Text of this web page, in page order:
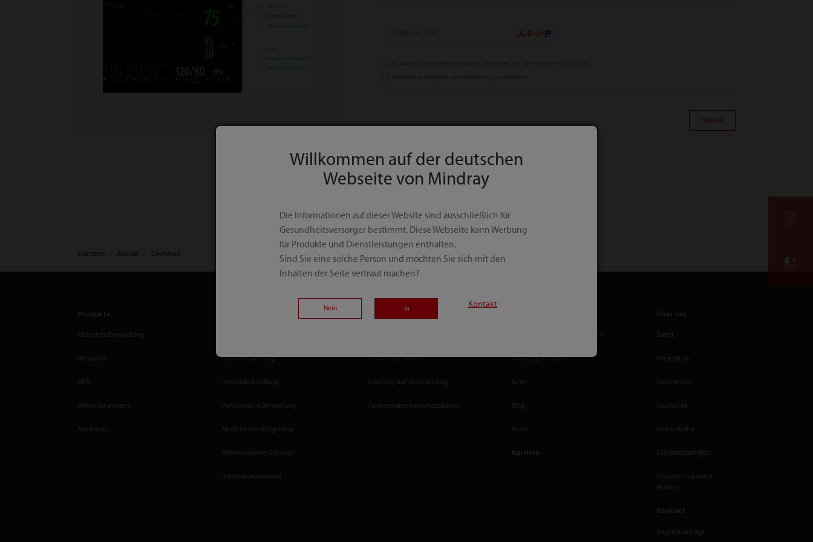
Submit
Startseite Kontakt Download
Produkte
Patientenüberwachung
Ultraschall
AED
Defibrillatorsystem
Anästhesie
Intensivbehandlung
Perioperative Behandlung
Medizinische Bildgebung
Minimalinvasive Chirurgie
Informationsmaterial
Technischer Service
Schulung und Weiterbildung
Patientenüberwachungszubehör
News
Blog
Presse
Karriere
Über uns
Zweck
Perspektive
Unser Ansatz
Geschichte
Unsere Kultur
ESG/Nachhaltigkeit
Virtuelle Tour durch
Mindray
Kontakt
Angebotsanfrage
Willkommen auf der deutschen
Webseite von Mindray
Die Informationen auf dieser Website sind ausschließlich für
Gesundheitsversorger bestimmt. Diese Webseite kann Werbung
für Produkte und Dienstleistungen enthalten.
Sind Sie eine solche Person und möchten Sie sich mit den
Inhalten der Seite vertraut machen?
Nein Ja Kontakt